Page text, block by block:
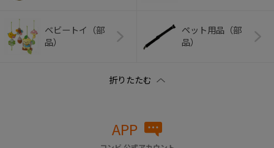
ベビートイ（部
品）
ペット用品（部
品）
APP